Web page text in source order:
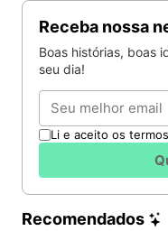
Receba nossa
Boas histórias, boas
seu dia!
Email
Li e aceito os
Recomendados